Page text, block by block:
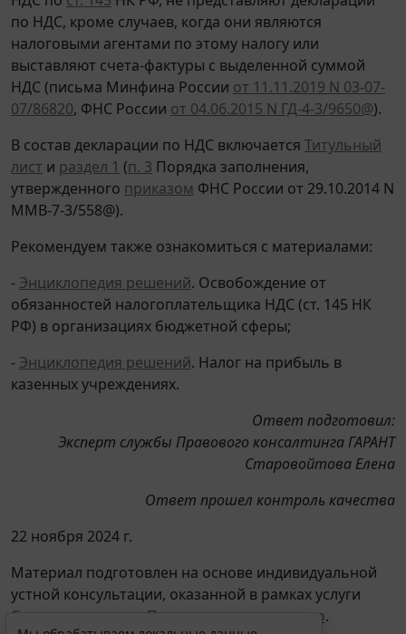
по НДС, кроме случаев, когда они являются
налоговыми агентами по этому налогу или
выставляют счета-фактуры с выделенной суммой
НДС (письма Минфина России от 11.11.2019 N 03-07-
07/86820, ФНС России от 04.06.2015 N ГД-4-3/9650@).
В состав декларации по НДС включается Титульный
лист и раздел 1 (п. 3 Порядка заполнения,
утвержденного приказом ФНС России от 29.10.2014 N
ММВ-7-3/558@).
Рекомендуем также ознакомиться с материалами:
- Энциклопедия решений. Освобождение от
обязанностей налогоплательщика НДС (ст. 145 НК
РФ) в организациях бюджетной сферы;
- Энциклопедия решений. Налог на прибыль в
казенных учреждениях.
Ответ подготовил:
Эксперт службы Правового консалтинга ГАРАНТ
Старовойтова Елена
Ответ прошел контроль качества
22 ноября 2024 г.
Материал подготовлен на основе индивидуальной
устной консультации, оказанной в рамках услуги
Советы экспертов. Проверки, налоги, право.